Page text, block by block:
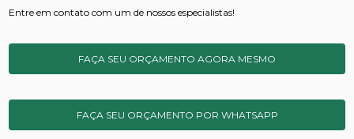
Entre em contato com um de nossos especialistas!
FAÇA SEU ORÇAMENTO AGORA MESMO
FAÇA SEU ORÇAMENTO POR WHATSAPP